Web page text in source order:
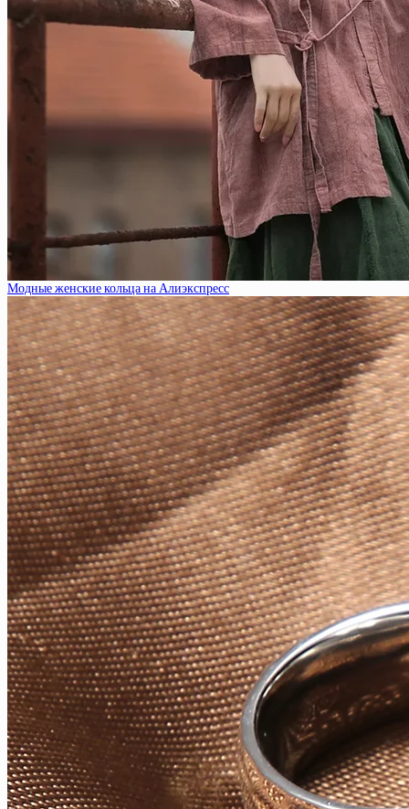
Модные женские кольца на Алиэкспресс